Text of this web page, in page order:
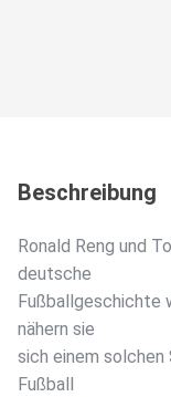
Beschreibung
Ronald Reng und
deutsche
Fußballgeschichte
nähern sie
sich einem
Fußball